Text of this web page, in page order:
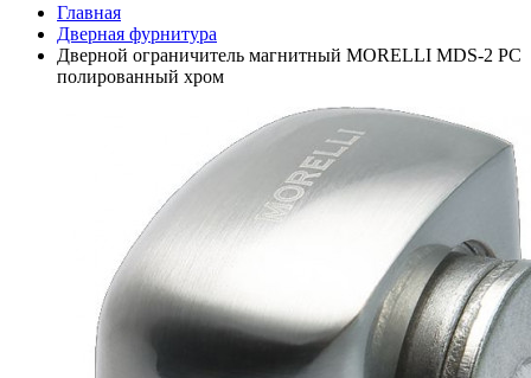
Главная
Дверная фурнитура
Дверной ограничитель магнитный MORELLI MDS-2 PC
полированный хром